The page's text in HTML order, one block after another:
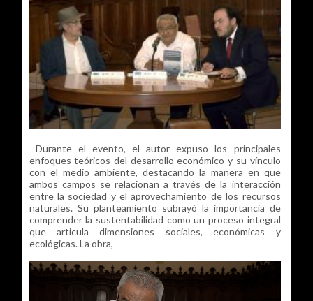
Durante el evento, el autor expuso los principales
enfoques teóricos del desarrollo económico y su vínculo
con el medio ambiente, destacando la manera en que
ambos campos se relacionan a través de la interacción
entre la sociedad y el aprovechamiento de los recursos
naturales. Su planteamiento subrayó la importancia de
comprender la sustentabilidad como un proceso integral
que articula dimensiones sociales, económicas y
ecológicas. La obra,